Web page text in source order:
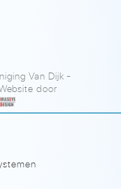
Van Dijk-
door